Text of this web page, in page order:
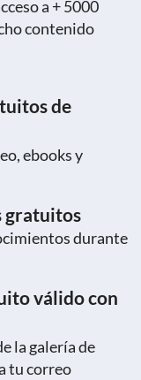
a + 5000
contenido
de
ebooks y
gratuitos
durante
válido con
la galería de
tu correo